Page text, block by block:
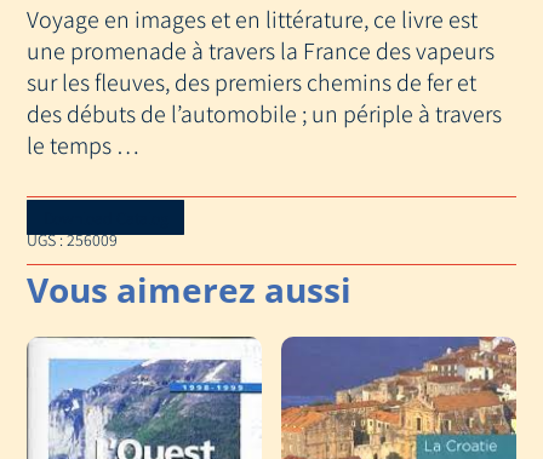
Voyage en images et en littérature, ce livre est
une promenade à travers la France des vapeurs
sur les fleuves, des premiers chemins de fer et
des débuts de l’automobile ; un périple à travers
le temps …
UGS :256009